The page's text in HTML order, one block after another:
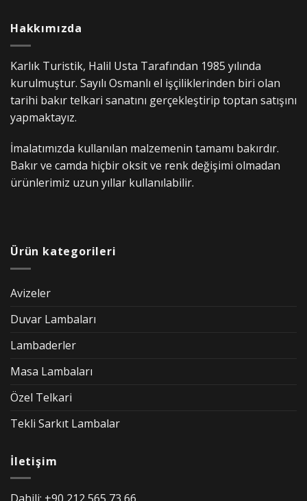
Hakkımızda
Karlık Turistik, Halil Usta Tarafından 1985 yılında
kurulmuştur. Sayılı Osmanlı el işçiliklerinden biri olan
tarihi bakır telkari sanatını gerçekleştirip toptan satışını
yapmaktayız.
İmalatımızda kullanılan malzemenin tamamı bakırdır.
Bakır ve camda hiçbir oksit ve renk değişimi olmadan
ürünlerimiz uzun yıllar kullanılabilir.
Ürün kategorileri
Avizeler
Duvar Lambaları
Lambaderler
Masa Lambaları
Özel Telkari
Tekli Sarkıt Lambalar
İletişim